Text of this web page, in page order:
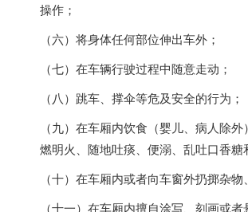
操作；
（六）将身体任何部位伸出车外；
（七）在车辆行驶过程中随意走动；
（八）跳车、撑伞等危及安全的行为；
（九）在车厢内饮食（婴儿、病人除
燃明火、随地吐痰、便溺、乱吐口香糖
（十）在车厢内或者向车窗外扔掷杂物
（十一）在车厢内擅自涂写、刻画或